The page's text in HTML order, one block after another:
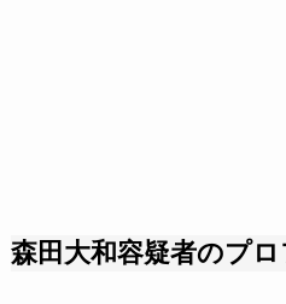
森田大和容疑者のプ